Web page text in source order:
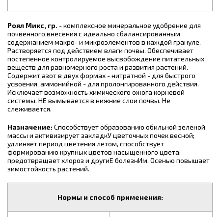
Роял Микс, гр. - комплексное минеральное удобрение для
почвенного внесения с идеально сбалансированным
содержанием макро- и микроэлементов в каждой грануле.
Растворяется под действием влаги почвы. Обеспечивает
постепенное контролируемое высвобождение питательных
веществ для равномерного роста и развития растений.
Содержит азот в двух формах - нитратной - для быстрого
усвоения, аммонийной - для пролонгированного действия.
Исключает возможность химического ожога корневой
системы. НЕ вымывается в нижние слои почвы. Не
слеживается.
Назначение:Способствует образованию обильной зеленой
массы и активизирует закладкУ цветочных почек весной;
удлиняет период цветения летом, способствует
формированию крупных цветов насыщенного цвета;
предотвращает хлороз и другиЕ болезнИм. Осенью повышает
зимостойкость растений.
Нормы и способ применения: